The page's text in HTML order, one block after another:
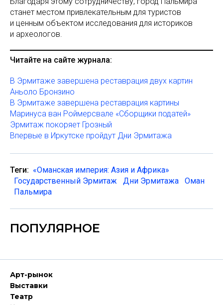
станет местом привлекательным для туристов
и ценным объектом исследования для историков
и археологов.
Читайте на сайте журнала:
В Эрмитаже завершена реставрация двух картин
Аньоло Бронзино
В Эрмитаже завершена реставрация картины
Маринуса ван Роймерсвале «Сборщики податей»
Эрмитаж покоряет Грозный
Впервые в Иркутске пройдут Дни Эрмитажа
Теги: «Оманская империя: Азия и Африка»
Государственный Эрмитаж
Дни Эрмитажа
Оман
Пальмира
ПОПУЛЯРНОЕ
Арт-рынок
Выставки
Театр